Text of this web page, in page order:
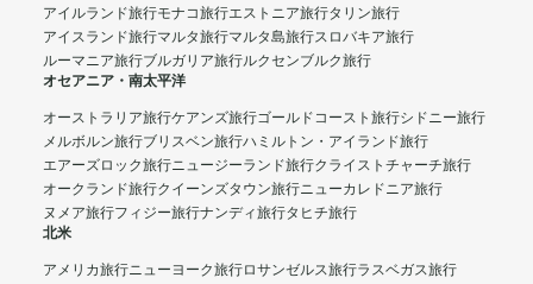
アイルランド旅行モナコ旅行エストニア旅行タリン旅行
アイスランド旅行マルタ旅行マルタ島旅行スロバキア旅行
ルーマニア旅行ブルガリア旅行ルクセンブルク旅行
オセアニア・南太平洋
オーストラリア旅行ケアンズ旅行ゴールドコースト旅行シドニー旅行
メルボルン旅行ブリスベン旅行ハミルトン・アイランド旅行
エアーズロック旅行ニュージーランド旅行クライストチャーチ旅行
オークランド旅行クイーンズタウン旅行ニューカレドニア旅行
ヌメア旅行フィジー旅行ナンディ旅行タヒチ旅行
北米
アメリカ旅行ニューヨーク旅行ロサンゼルス旅行ラスベガス旅行